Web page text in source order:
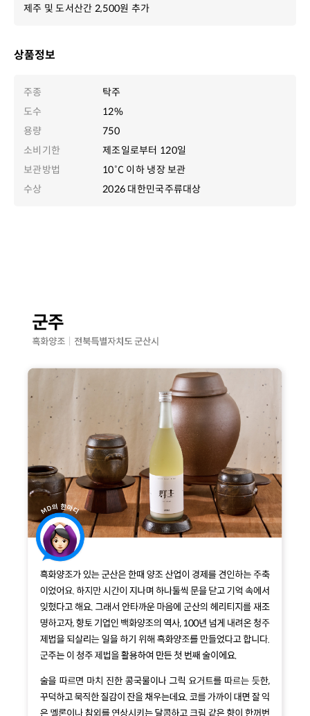
상품정보
주종
탁주
도수
12%
용량
750
소비기한
제조일로부터 120일
보관방법
10˚C 이하 냉장 보관
수상
2026 대한민국주류대상
제주 및 도서산간 2,500원 추가